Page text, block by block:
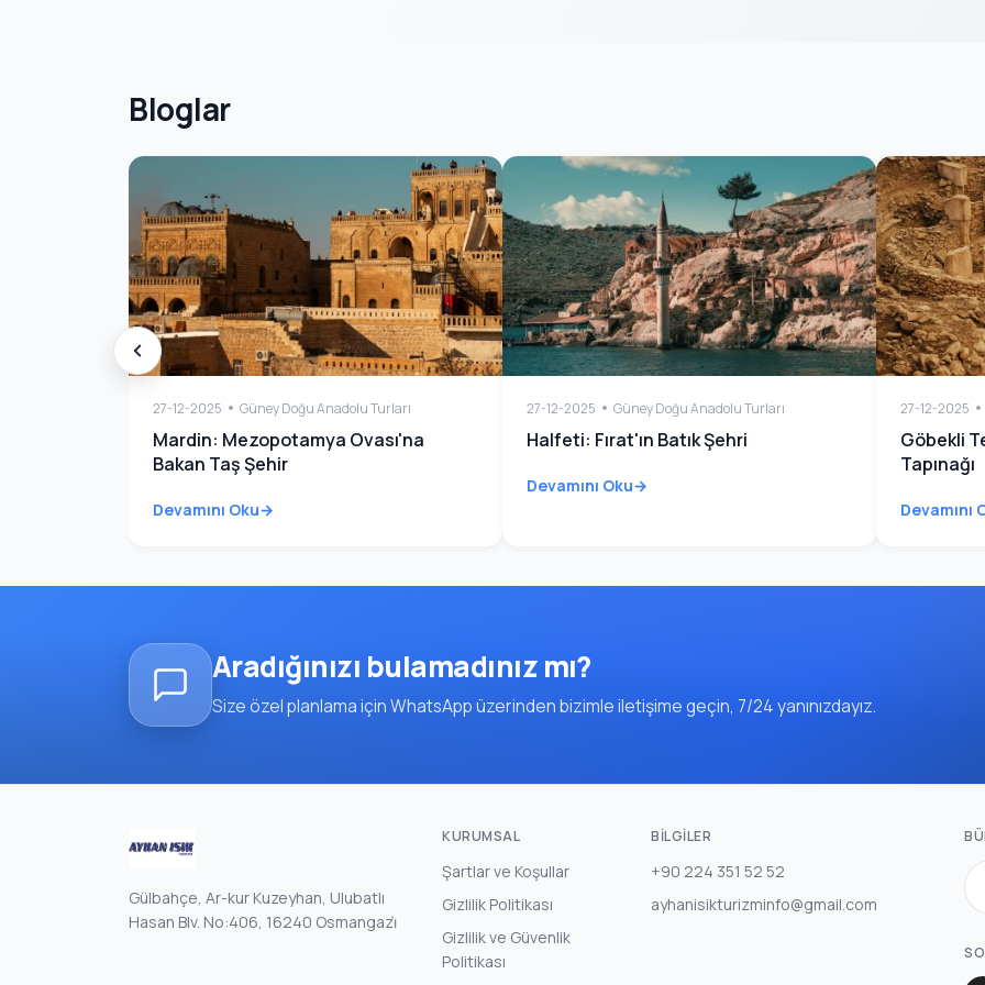
Bloglar
27-12-2025 Güney Doğu Anadolu Turları
Mardin: Mezopotamya Ovası'na
Bakan Taş Şehir
Devamını Oku
27-12-2025 Güney Doğu Anadolu Turları
Halfeti: Fırat'ın Batık Şehri
Devamını Oku
27-12-2025
Göbekli
Tapınağı
Devamını
Aradığınızı bulamadınız mı?
Size özel planlama için WhatsApp üzerinden bizimle iletişime geçin, 7/24 yanınızdayız.
Gülbahçe, Ar-kur Kuzeyhan, Ulubatlı
Hasan Blv. No:406, 16240 Osmangazi̇
KURUMSAL
Şartlar ve Koşullar
Gizlilik Politikası
Gizlilik ve Güvenlik
Politikası
BILGILER
+90 224 351 52 52
ayhanisikturizminfo@gmail.com